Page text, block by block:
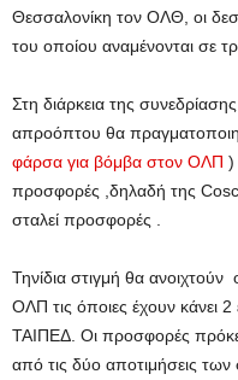
Θεσσαλονίκη τον ΟΛΘ, οι
του οποίου αναμένονται σε
Στη διάρκεια της
απροόπτου θα
φάρσα για βόμβα στον ΟΛΠ )
προσφορές ,δηλαδή της
σταλεί προσφορές .
Τηνίδια στιγμή θα ανοιχτούν
ΟΛΠ τις όποιες έχουν κάνει
ΤΑΙΠΕΔ. Οι προσφορές
από τις δύο αποτιμήσεις